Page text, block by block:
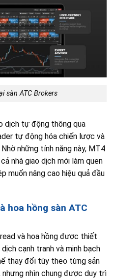
sàn ATC Brokers
dịch tự động thông qua
tự động hóa chiến lược và
những tính năng này, MT4
nhà giao dịch mới làm quen
muốn nâng cao hiệu quả đầu
hoa hồng sàn ATC
và hoa hồng được thiết
cạnh tranh và minh bạch
thay đổi tùy theo từng sản
nhìn chung được duy trì